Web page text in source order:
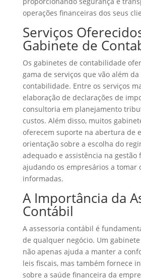
operações financeiras dos seus
Serviços
Gabinete de
Os gabinetes de contabilidade
gama de serviços que vão além
contabilidade. Entre os serviços
elaboração de declarações de
consultoria em planejamento
custos. Além disso, muitos
oferecem suporte na abertura de
orientação sobre a escolha do
adequado e assistência na gestão
ajudando os empresários a tomar
informadas.
A Importância da
Contábil
A assessoria contábil é
de qualquer negócio. Um
não apenas ajuda a manter a
leis fiscais, mas também fornece
sobre a saúde financeira da